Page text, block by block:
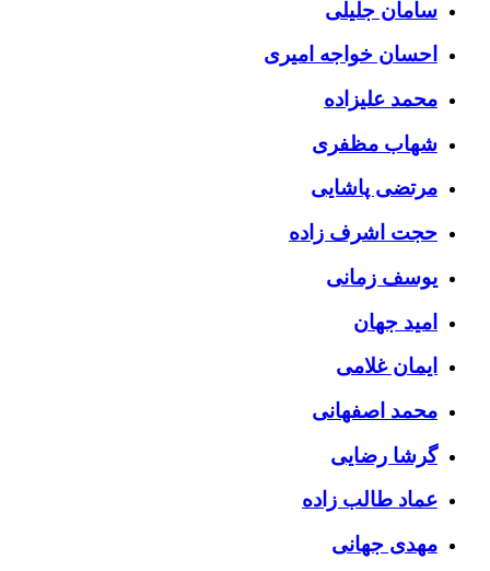
سامان جلیلی
احسان خواجه امیری
محمد علیزاده
شهاب مظفری
مرتضی پاشایی
حجت اشرف زاده
یوسف زمانی
امید جهان
ایمان غلامی
محمد اصفهانی
گرشا رضایی
عماد طالب زاده
مهدی جهانی